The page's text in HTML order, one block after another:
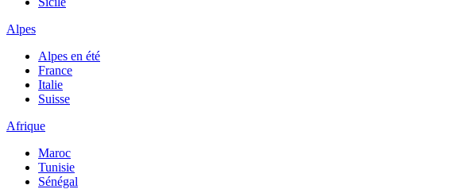
Alpes
Alpes en été
France
Italie
Suisse
Afrique
Maroc
Tunisie
Sénégal